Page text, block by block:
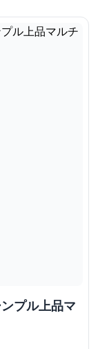
プル上品マ